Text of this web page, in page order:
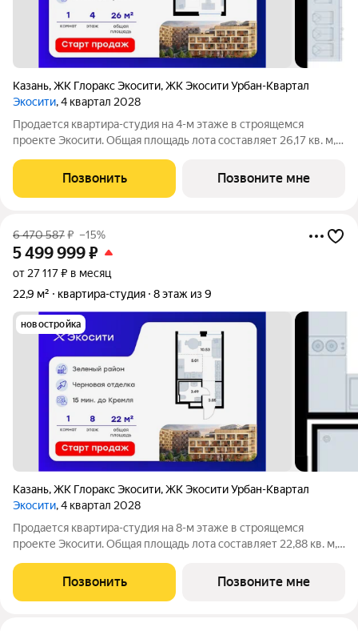
Казань,ЖК Глоракс Экосити,ЖК Экосити Урбан-Квартал
Экосити, 4 квартал 2028
Продается квартира-студия на 4-м этаже в строящемся
проекте Экосити. Общая площадь лота составляет 26,17 кв. м,
кухонную зону. Номер квартиры - 99 Преимущества квартиры
в Урбан-квартале: -
Позвонить Позвоните мне
6 470 587₽ –15%
5 499 999₽
от 27 117 ₽ в месяц
22,9 м²
квартира-студия 8 этаж из 9
новостройка
Казань,ЖК Глоракс Экосити,ЖК Экосити Урбан-Квартал
Экосити, 4 квартал 2028
Продается квартира-студия на 8-м этаже в строящемся
проекте Экосити. Общая площадь лота составляет 22,88 кв. м,
кухонную зону. Номер квартиры - 81 Преимущества квартиры
в Урбан-квартале: -
Позвонить Позвоните мне